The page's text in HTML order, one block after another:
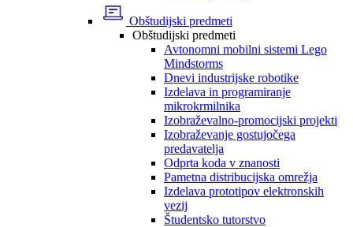
Obštudijski predmeti
Obštudijski predmeti
Avtonomni mobilni sistemi Lego
Mindstorms
Dnevi industrijske robotike
Izdelava in programiranje
mikrokrmilnika
Izobraževalno-promocijski projekti
Izobraževanje gostujočega
predavatelja
Odprta koda v znanosti
Pametna distribucijska omrežja
Izdelava prototipov elektronskih
vezij
Študentsko tutorstvo